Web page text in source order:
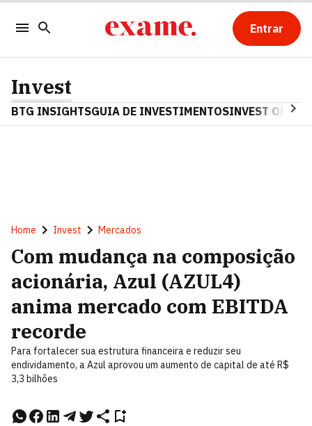
Entrar
Invest
BTG INSIGHTSGUIA DE INVESTIMENTOSINVEST OPINA
Home Invest Mercados
Com mudança na composição
acionária, Azul (AZUL4)
anima mercado com EBITDA
recorde
Para fortalecer sua estrutura financeira e reduzir seu
endividamento, a Azul aprovou um aumento de capital de até R$
3,3 bilhões